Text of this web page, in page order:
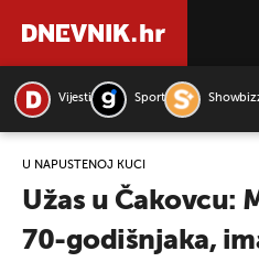
Vijesti Sport
U NAPUŠTENOJ KUĆI
Užas u Čakovcu:
70-godišnjaka,
PRETRAŽITE VIJESTI